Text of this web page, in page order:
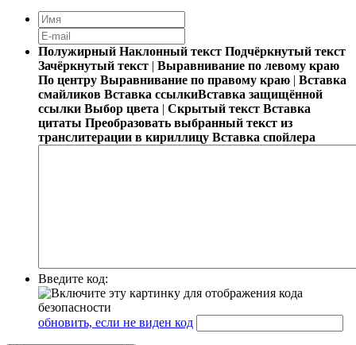
Полужирный Наклонный текст Подчёркнутый текст
Зачёркнутый текст | Выравнивание по левому краю
По центру Выравнивание по правому краю | Вставка
смайликов Вставка ссылкиВставка защищённой
ссылки Выбор цвета | Скрытый текст Вставка
цитаты Преобразовать выбранный текст из
транслитерации в кириллицу Вставка спойлера
Введите код:
обновить, если не виден код